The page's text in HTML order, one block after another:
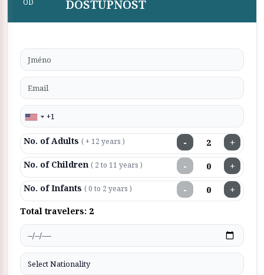
OD DOSTUPNOST
No. of Adults ( + 12 years ) − +
No. of Children ( 2 to 11 years ) − +
No. of Infants ( 0 to 2 years ) − +
Total travelers: 2